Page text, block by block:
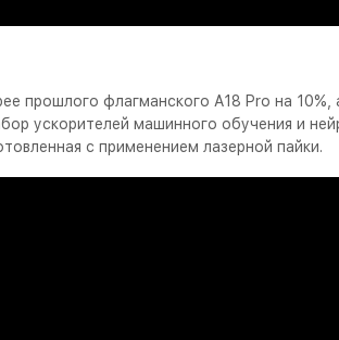
прошлого флагманского A18 Pro на
ускорителей машинного обучения и
с применением лазерной пайки.